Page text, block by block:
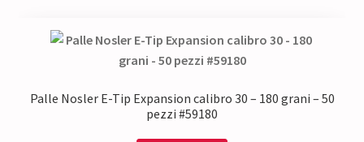
Palle Nosler E-Tip Expansion calibro 30 – 180 grani – 50
pezzi #59180